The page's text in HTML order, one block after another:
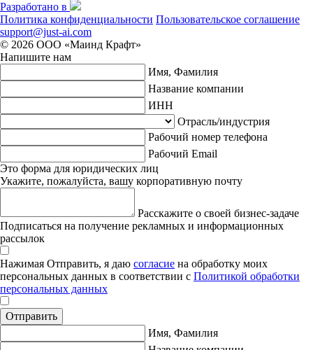
Разработано в
Политика конфиденциальности Пользовательское соглашение
support@just-ai.com
© 2026 ООО «Маинд Крафт»
Напишите нам
Имя, Фамилия
Название компании
ИНН
Отрасль/индустрия
Рабочий номер телефона
Рабочий Email
Это форма для юридических лиц
Укажите, пожалуйста, вашу корпоративную почту
Расскажите о своей бизнес-задаче
Подписаться на получение рекламных и информационных
рассылок
Нажимая Отправить, я даю согласие на обработку моих
персональных данных в соответствии с Политикой обработки
персональных данных
Отправить
Имя, Фамилия